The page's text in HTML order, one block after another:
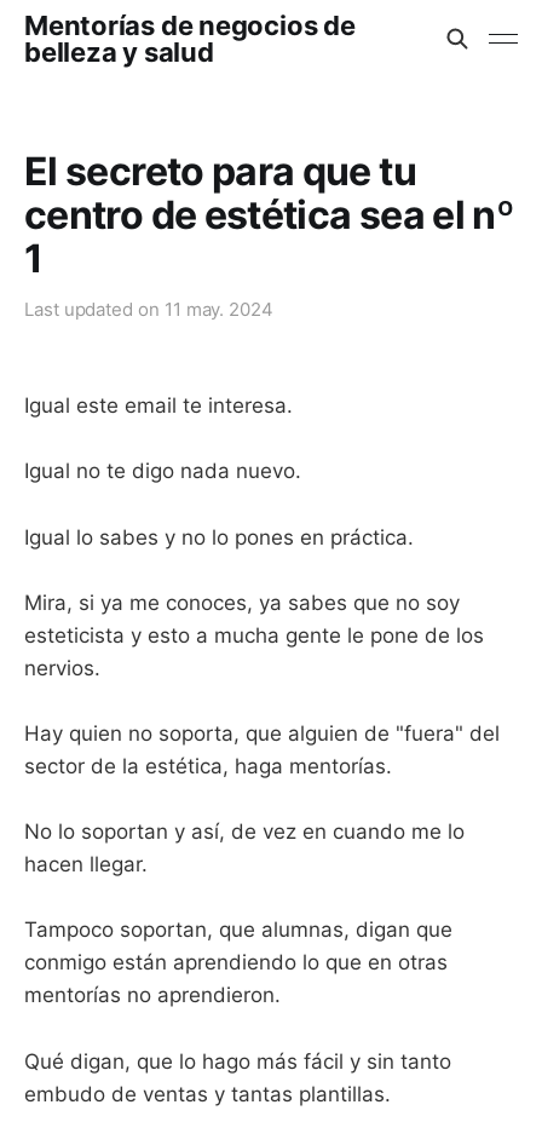
Mentorías de negocios de
belleza y salud
El secreto para que tu
centro de estética sea el nº
1
Last updated on 11 may. 2024
Igual este email te interesa.
Igual no te digo nada nuevo.
Igual lo sabes y no lo pones en práctica.
Mira, si ya me conoces, ya sabes que no soy
esteticista y esto a mucha gente le pone de los
nervios.
Hay quien no soporta, que alguien de "fuera" del
sector de la estética, haga mentorías.
No lo soportan y así, de vez en cuando me lo
hacen llegar.
Tampoco soportan, que alumnas, digan que
conmigo están aprendiendo lo que en otras
mentorías no aprendieron.
Qué digan, que lo hago más fácil y sin tanto
embudo de ventas y tantas plantillas.